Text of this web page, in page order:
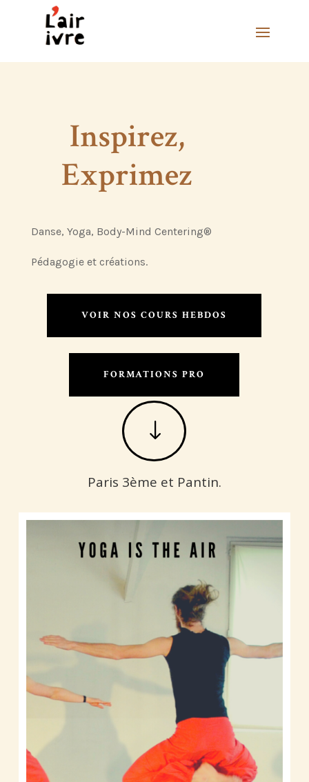
Inspirez,
Exprimez
Danse, Yoga, Body-Mind Centering®
Pédagogie et créations.
VOIR NOS COURS HEBDOS
FORMATIONS PRO
"
Paris 3ème et Pantin.